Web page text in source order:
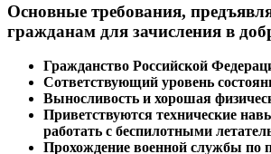
Основные требования,
гражданам для зачисления в
Гражданство Российской
Сответствующий уровень
Выносливость и хорошая
Приветствуются технические
работать с беспилотными
Прохождение военной службы по